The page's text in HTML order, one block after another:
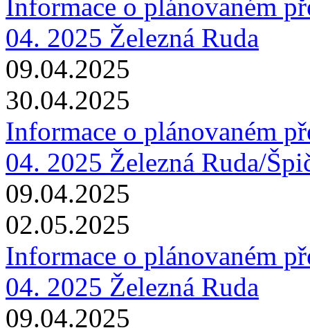
Informace o plánovaném
04. 2025 Železná Ruda
09.04.2025
30.04.2025
Informace o plánovaném
04. 2025 Železná Ruda/
09.04.2025
02.05.2025
Informace o plánovaném
04. 2025 Železná Ruda
09.04.2025